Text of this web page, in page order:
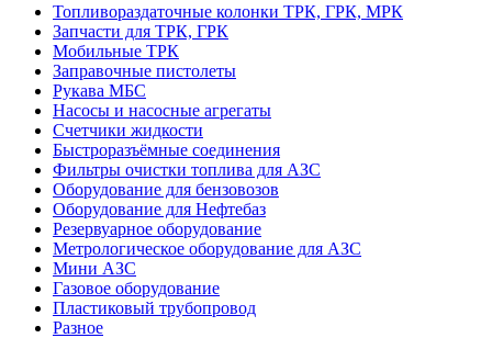
Топливораздаточные колонки ТРК, ГРК, МРК
Запчасти для ТРК, ГРК
Мобильные ТРК
Заправочные пистолеты
Рукава МБС
Насосы и насосные агрегаты
Счетчики жидкости
Быстроразъёмные соединения
Фильтры очистки топлива для АЗС
Оборудование для бензовозов
Оборудование для Нефтебаз
Резервуарное оборудование
Метрологическое оборудование для АЗС
Мини АЗС
Газовое оборудование
Пластиковый трубопровод
Разное